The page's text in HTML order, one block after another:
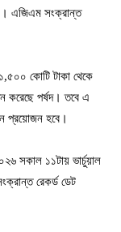
এজিএম সংক্রান্ত
কোটি টাকা থেকে
করেছে পর্ষদ। তবে এ
প্রয়োজন হবে।
সকাল ১১টায় ভার্চুয়াল
রেকর্ড ডেট